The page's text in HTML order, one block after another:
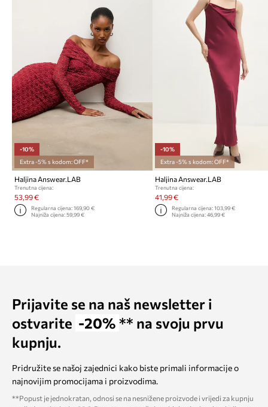
-10%
Extra -5% s kodom: OFF*
Haljina Answear.LAB
Trenutna cijena:
53,99 €
Regularna cijena:169,90 €
Najniža cijena:59,99 €
-10%
Extra -5% s kodom: OFF*
Haljina Answear.LAB
Trenutna cijena:
41,99 €
Regularna cijena: 103,99 €
Najniža cijena: 46,99 €
Prijavite se na naš newsletter i
ostvarite -20% ** na svoju prvu
kupnju.
Pridružite se našoj zajednici kako biste primali informacije o
najnovijim promocijama i proizvodima.
**Popust je jednokratan, odnosi se na nesnižene proizvode i vrijedi za kupnju